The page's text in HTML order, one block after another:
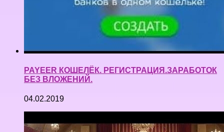
PAYEER КОШЕЛЁК. РЕГИСТРАЦИЯ.ЗАРАБОТОК
БЕЗ ВЛОЖЕНИЙ.
04.02.2019